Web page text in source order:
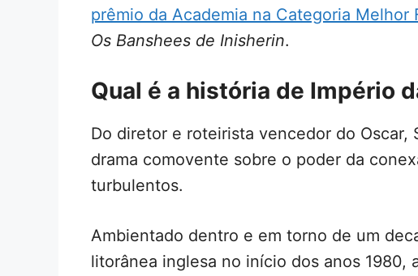
prêmio da Academia na Categoria Melhor
Os Banshees de Inisherin.
Qual é a história de Império
Do diretor e roteirista vencedor do Oscar,
drama comovente sobre o poder da
turbulentos.
Ambientado dentro e em torno de um
litorânea inglesa no início dos anos 1980,